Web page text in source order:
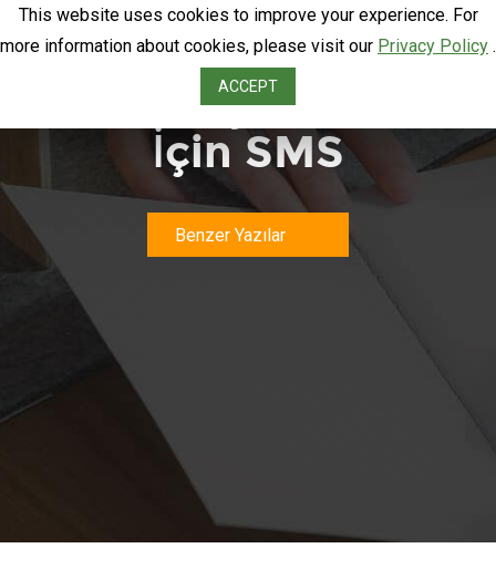
Küçük İşletmeler
İçin SMS
Benzer Yazılar
This website uses cookies to improve your experience. For
more information about cookies, please visit our Privacy Policy .
ACCEPT